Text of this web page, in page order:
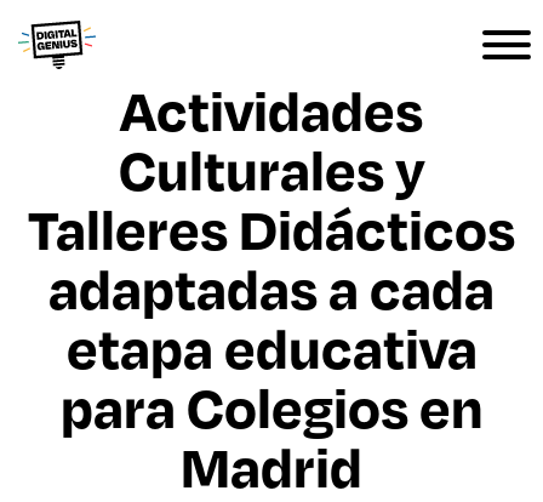
Actividades
Culturales y
Talleres Didácticos
adaptadas a cada
etapa educativa
para Colegios en
Madrid